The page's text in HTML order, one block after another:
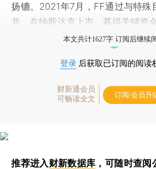
扬镳。2021年7月，FF通过与特殊
并，在纳斯达克上市，募得关键资金
本文共计1627字 订阅后继续
登录 后获取已订阅的阅读
财新通会员
可畅读全文
订阅/会员升
推荐进入财新数据库 ，可随时查阅